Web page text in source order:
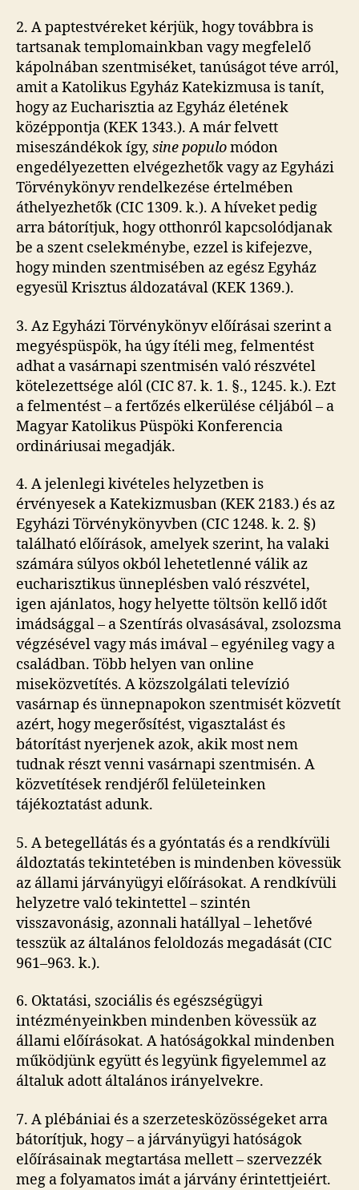
2. A paptestvéreket kérjük, hogy továbbra is
tartsanak templomainkban vagy megfelelő
kápolnában szentmiséket, tanúságot téve arról,
amit a Katolikus Egyház Katekizmusa is tanít,
hogy az Eucharisztia az Egyház életének
középpontja (KEK 1343.). A már felvett
miseszándékok így, sine populomódon
engedélyezetten elvégezhetők vagy az Egyházi
Törvénykönyv rendelkezése értelmében
áthelyezhetők (CIC 1309. k.). A híveket pedig
arra bátorítjuk, hogy otthonról kapcsolódjanak
be a szent cselekménybe, ezzel is kifejezve,
hogy minden szentmisében az egész Egyház
egyesül Krisztus áldozatával (KEK 1369.).
3. Az Egyházi Törvénykönyv előírásai szerint a
megyéspüspök, ha úgy ítéli meg, felmentést
adhat a vasárnapi szentmisén való részvétel
kötelezettsége alól (CIC 87. k. 1. §., 1245. k.). Ezt
a felmentést – a fertőzés elkerülése céljából – a
Magyar Katolikus Püspöki Konferencia
ordináriusai megadják.
4. A jelenlegi kivételes helyzetben is
érvényesek a Katekizmusban (KEK 2183.) és az
Egyházi Törvénykönyvben (CIC 1248. k. 2. §)
található előírások, amelyek szerint, ha valaki
számára súlyos okból lehetetlenné válik az
eucharisztikus ünneplésben való részvétel,
igen ajánlatos, hogy helyette töltsön kellő időt
imádsággal – a Szentírás olvasásával, zsolozsma
végzésével vagy más imával – egyénileg vagy a
családban. Több helyen van online
miseközvetítés. A közszolgálati televízió
vasárnap és ünnepnapokon szentmisét közvetít
azért, hogy megerősítést, vigasztalást és
bátorítást nyerjenek azok, akik most nem
tudnak részt venni vasárnapi szentmisén. A
közvetítések rendjéről felületeinken
tájékoztatást adunk.
5. A betegellátás és a gyóntatás és a rendkívüli
áldoztatás tekintetében is mindenben kövessük
az állami járványügyi előírásokat. A rendkívüli
helyzetre való tekintettel – szintén
visszavonásig, azonnali hatállyal – lehetővé
tesszük az általános feloldozás megadását (CIC
961–963. k.).
6. Oktatási, szociális és egészségügyi
intézményeinkben mindenben kövessük az
állami előírásokat. A hatóságokkal mindenben
működjünk együtt és legyünk figyelemmel az
általuk adott általános irányelvekre.
7. A plébániai és a szerzetesközösségeket arra
bátorítjuk, hogy – a járványügyi hatóságok
előírásainak megtartása mellett – szervezzék
meg a folyamatos imát a járvány érintettjeiért.